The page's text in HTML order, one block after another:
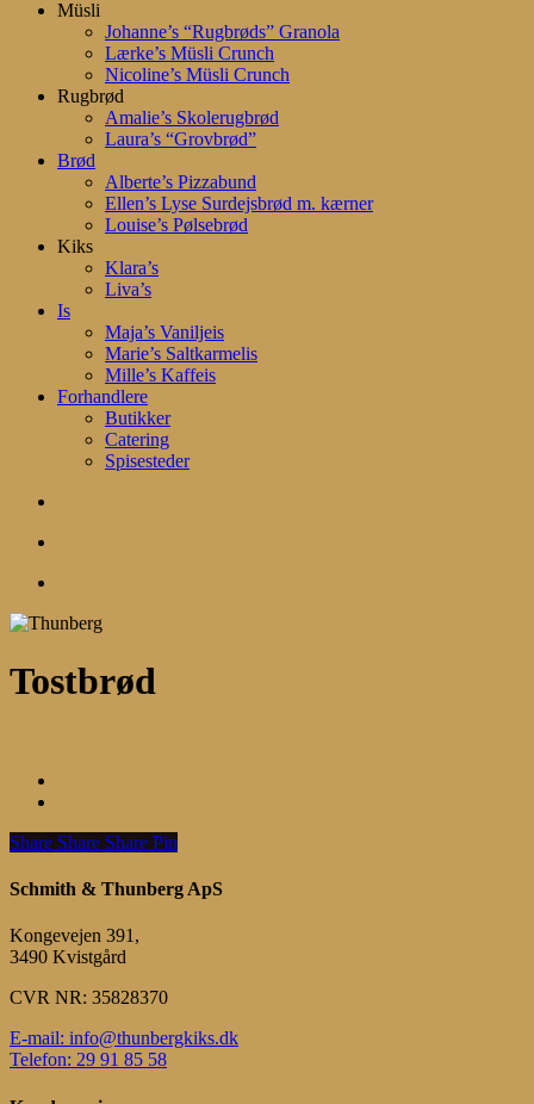
Müsli
Johanne’s “Rugbrøds” Granola
Lærke’s Müsli Crunch
Nicoline’s Müsli Crunch
Rugbrød
Amalie’s Skolerugbrød
Laura’s “Grovbrød”
Brød
Alberte’s Pizzabund
Ellen’s Lyse Surdejsbrød m. kærner
Louise’s Pølsebrød
Kiks
Klara’s
Liva’s
Is
Maja’s Vaniljeis
Marie’s Saltkarmelis
Mille’s Kaffeis
Forhandlere
Butikker
Catering
Spisesteder
Tostbrød
Share
Share Share Share Pin
Schmith & Thunberg ApS
Kongevejen 391,
3490 Kvistgård
CVR NR: 35828370
E-mail: info@thunbergkiks.dk
Telefon: 29 91 85 58